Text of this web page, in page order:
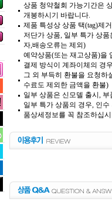
상품 청약철회 가능기간은
개봉하시기 바랍니다.
제품 특성상 상품 택(tag)제
저단가 상품, 일부 특가 상
자,배송오류는 제외)
예약상품(또는 재고상품)을
결제 방식이 계좌이체의 경
그 외 부득히 환불을 요청하
수료도 제외한 금액을 환불)
일부 상품은 신모델 출시,
일부 특가 상품의 경우, 인
품상세정보를 꼭 참조하십